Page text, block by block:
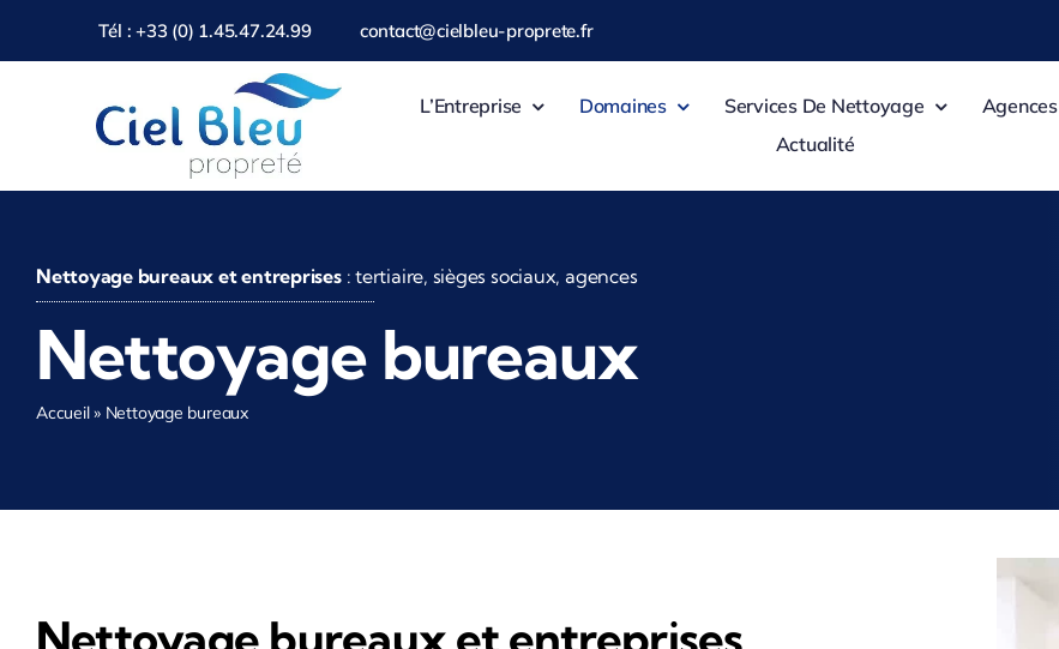
contenu
Tél : +33 (0) 1.45.47.24.99 contact@cielbleu-proprete.fr
L’Entreprise Domaines Services De Nettoyage Agences
Actualité
Nettoyage bureaux et entreprises: tertiaire, sièges sociaux, agences
Nettoyage bureaux
Accueil» Nettoyage bureaux